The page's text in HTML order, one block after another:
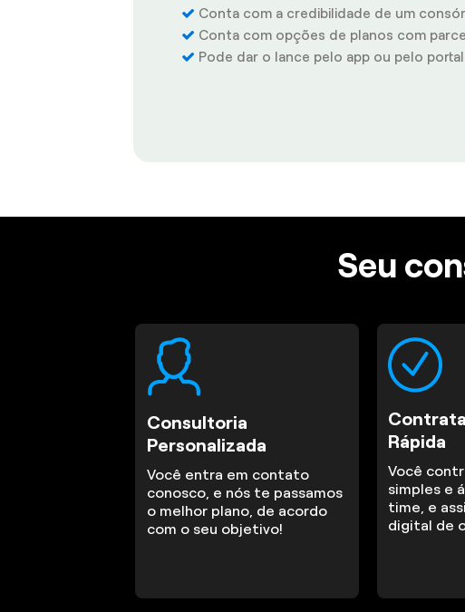
Conta com a credibilidade de um
Conta com opções de planos com
Pode dar o lance pelo app ou pelo
Seu
Consultoria
Personalizada
Você entra em contato
conosco, e nós te passamos
o melhor plano, de acordo
com o seu objetivo!
Rápida
Você
simples e
time, e
digital de